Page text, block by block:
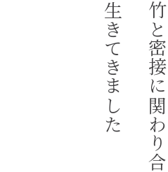
竹と密接に関わり合って
生きてきました